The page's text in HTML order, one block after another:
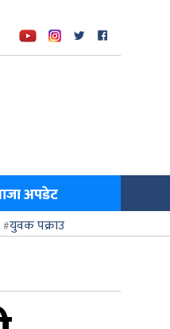
अपडेट
युवक पक्राउ